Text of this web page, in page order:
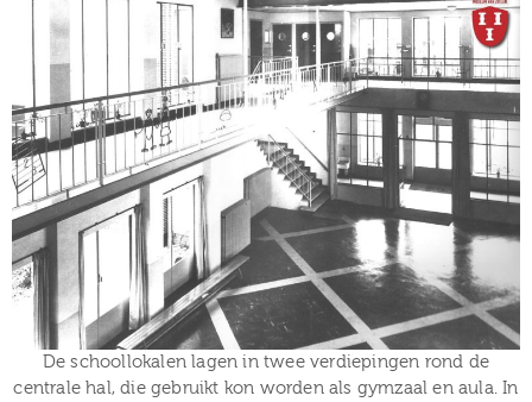
De schoollokalen lagen in twee verdiepingen rond de
centrale hal, die gebruikt kon worden als gymzaal en aula. In